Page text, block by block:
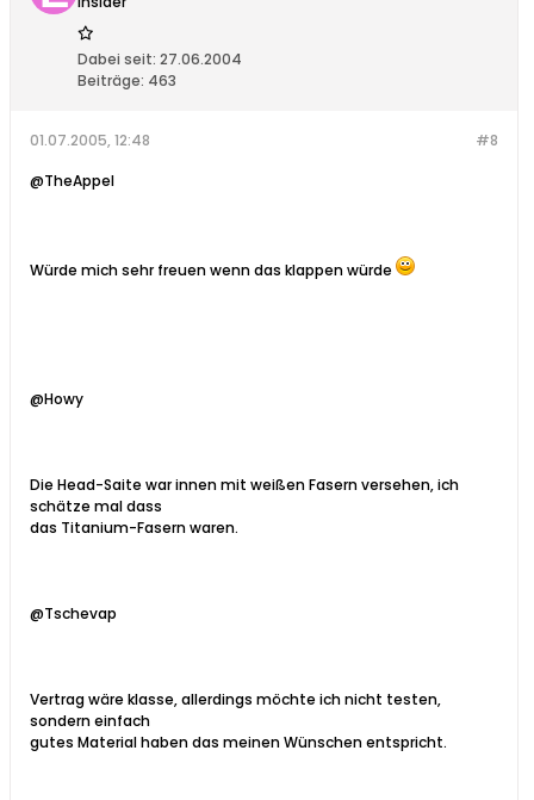
Dabei seit: 27.06.2004
Beiträge: 463
#8
01.07.2005, 12:48
@TheAppel
Würde mich sehr freuen wenn das klappen würde
@Howy
Die Head-Saite war innen mit weißen Fasern versehen, ich
schätze mal dass
das Titanium-Fasern waren.
@Tschevap
Vertrag wäre klasse, allerdings möchte ich nicht testen,
sondern einfach
gutes Material haben das meinen Wünschen entspricht.